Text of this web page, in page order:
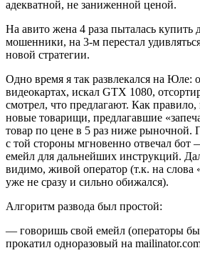
адекватной, не заниженной ценой.
На авито жена 4 раза пыталась купить
мошенники, на 3-м перестал
новой стратегии.
Одно время я так развлекался на Юле:
видеокартах, искал GTX 1080,
смотрел, что предлагают. Как
новые товарищи, предлагавшие
товар по цене в 5 раз ниже
с той стороны мгновенно отвечал бот
емейл для дальнейших инструкций.
видимо, живой оператор (т.к. на слова
уже не сразу и сильно обижался).
Алгоритм развода был простой:
— говоришь свой емейл (операторы
прокатил одноразовый на